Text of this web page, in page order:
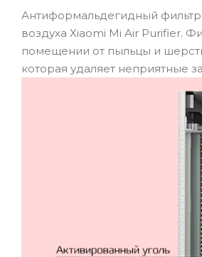
Антиформальдегидный фильтр
воздуха Xiaomi Mi Air Purifier.
помещении от пыльцы и
которая удаляет неприятные